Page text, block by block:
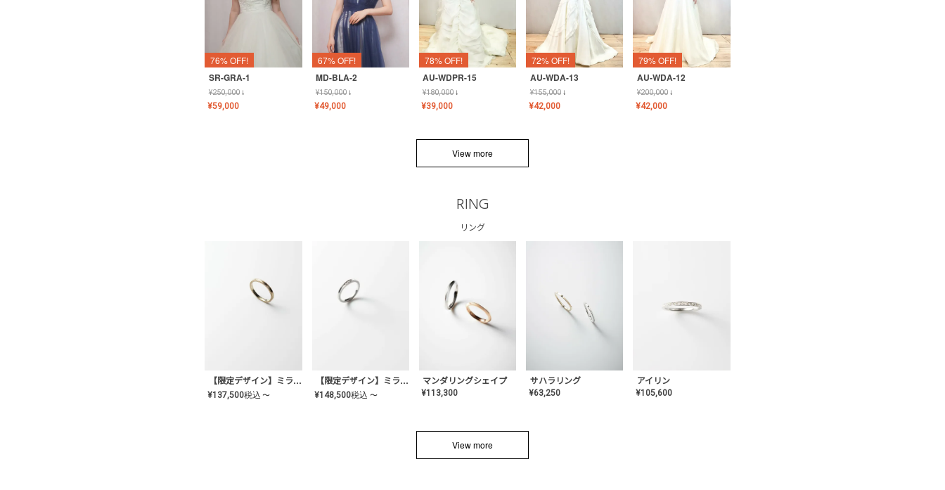
76% OFF!
SR-GRA-1
¥250,000↓
¥59,000
67% OFF!
MD-BLA-2
¥150,000↓
¥49,000
78% OFF!
AU-WDPR-15
¥180,000↓
¥39,000
72% OFF!
AU-WDA-13
¥155,000↓
¥42,000
79% OFF!
AU-WDA-12
¥200,000↓
¥42,000
View more
RING
リング
【限定デザイン】ミライ(mill-ai)リング
¥137,500税込 〜
【限定デザイン】ミライ(mill-ai)リング
¥148,500税込 〜
マンダリングシェイプ
¥113,300
サハラリング
¥63,250
アイリン
¥105,600
View more